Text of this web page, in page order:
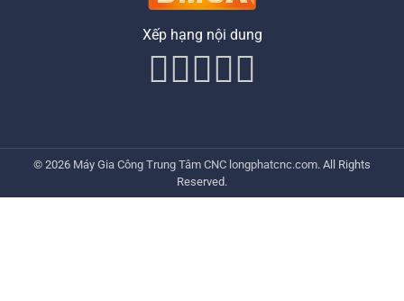
Xếp hạng nội dung
© 2026 Máy Gia Công Trung Tâm CNC longphatcnc.com. All Rights
Reserved.